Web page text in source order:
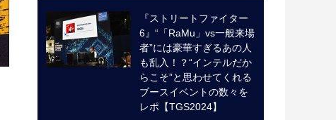
『ストリートファイター
6』“「RaMu」vs一般来場
者”には豪華すぎるあの人
も乱入！？“インテルだか
らこそ”と思わせてくれる
ブースイベントの数々を
レポ【TGS2024】